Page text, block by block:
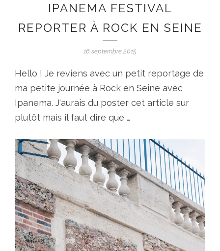
IPANEMA FESTIVAL
REPORTER À ROCK EN SEINE
16 septembre 2015
Hello ! Je reviens avec un petit reportage de
ma petite journée à Rock en Seine avec
Ipanema. J'aurais du poster cet article sur
plutôt mais il faut dire que …